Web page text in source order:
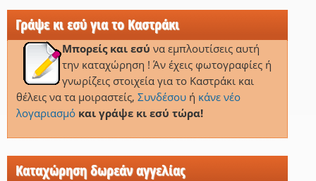
Γράψε κι εσύ για το Καστράκι
Μπορείς και εσύ να εμπλουτίσεις αυτή
την καταχώρηση ! Άν έχεις φωτογραφίες ή
γνωρίζεις στοιχεία για το Καστράκι και
θέλεις να τα μοιραστείς, Συνδέσουή κάνε νέο
λογαριασμό και γράψε κι εσύ τώρα!
Καταχώρηση δωρεάν αγγελίας